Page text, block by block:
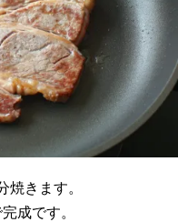
焼きます。
成です。